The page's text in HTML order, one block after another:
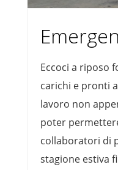
Eccoci a riposo
carichi e pronti
lavoro non
poter
collaboratori di
stagione estiva